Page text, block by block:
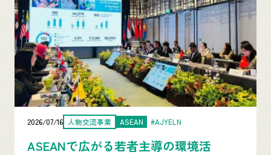
2026/07/13 投資事業 ベトナム 日本
パートナーシップの新たな波を牽引す